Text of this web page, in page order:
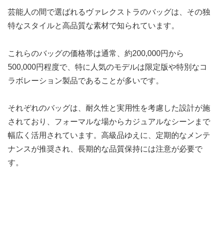
芸能人の間で選ばれるヴァレクストラのバッグは、その独
特なスタイルと高品質な素材で知られています。
これらのバッグの価格帯は通常、約200,000円から
500,000円程度で、特に人気のモデルは限定版や特別なコ
ラボレーション製品であることが多いです。
それぞれのバッグは、耐久性と実用性を考慮した設計が施
されており、フォーマルな場からカジュアルなシーンまで
幅広く活用されています。高級品ゆえに、定期的なメンテ
ナンスが推奨され、長期的な品質保持には注意が必要で
す。